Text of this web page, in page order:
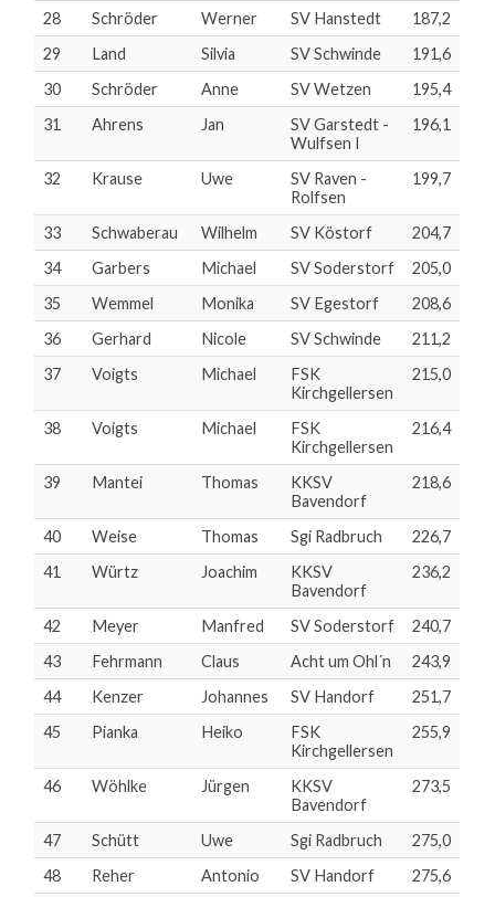
28
Schröder Werner SV Hanstedt
187,2
29
Land Silvia SV Schwinde
191,6
30
Schröder Anne SV Wetzen
195,4
31
Ahrens Jan
SV Garstedt -
Wulfsen I
196,1
32 Krause Uwe
SV Raven -
Rolfsen
199,7
33 Schwaberau Wilhelm SV Köstorf
204,7
34
Garbers Michael SV Soderstorf
205,0
35
Wemmel Monika SV Egestorf
208,6
36
Gerhard Nicole SV Schwinde
211,2
37
Voigts Michael
FSK
Kirchgellersen
215,0
38 Voigts Michael
FSK
Kirchgellersen
216,4
39 Mantei Thomas
KKSV
Bavendorf
218,6
40 Weise Thomas Sgi Radbruch
226,7
41
Würtz Joachim
KKSV
Bavendorf
236,2
42 Meyer Manfred SV Soderstorf
240,7
43
Fehrmann Claus Acht um Ohl´n
243,9
44
Kenzer Johannes SV Handorf
251,7
45
Pianka Heiko
FSK
Kirchgellersen
255,9
46 Wöhlke Jürgen
KKSV
Bavendorf
273,5
47 Schütt Uwe Sgi Radbruch
275,0
48
Reher Antonio SV Handorf
275,6